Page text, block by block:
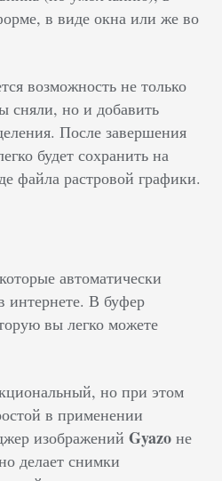
в виде окна или же во
возможность не только
сняли, но и добавить
После завершения
будет сохранить на
файла растровой графики.
автоматически
интернете. В буфер
вы легко можете
но при этом
в применении
изображенийGyazo не
делает снимки